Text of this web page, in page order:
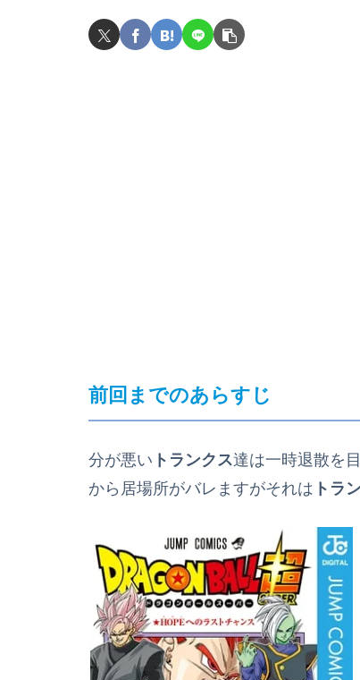
前回までのあらすじ
分が悪い トランクス達は一時退散を
から居場所がバレますがそれは トラ